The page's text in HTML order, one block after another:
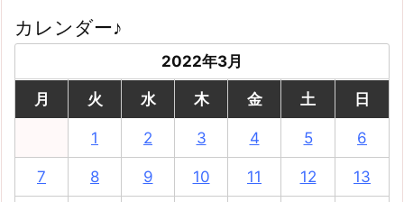
カレンダー♪
2022年3月
月 火 水 木 金 土 日
1 2 3 4 5 6
7 8 9 10 11 12 13